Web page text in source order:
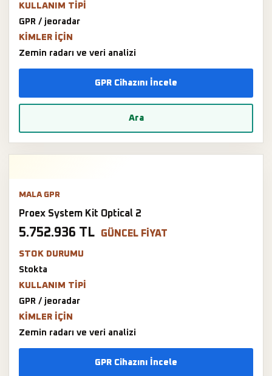
KULLANIM TIPI
GPR / jeoradar
KIMLER IÇIN
Zemin radarı ve veri analizi
GPR Cihazını İncele
Ara
MALA GPR
Proex System Kit Optical 2
5.752.936 TL GÜNCEL FIYAT
STOK DURUMU
Stokta
KULLANIM TIPI
GPR / jeoradar
KIMLER IÇIN
Zemin radarı ve veri analizi
GPR Cihazını İncele